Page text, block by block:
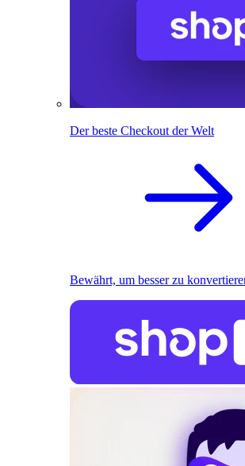
Der beste Checkout der Welt
Bewährt, um besser zu